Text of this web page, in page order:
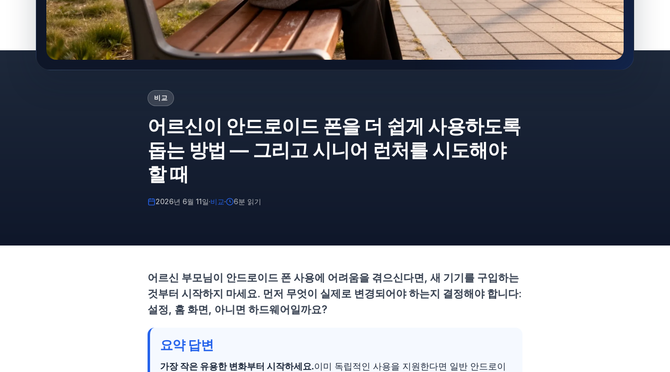
비교
어르신이 안드로이드 폰을 더 쉽게 사용하도록
돕는 방법 — 그리고 시니어 런처를 시도해야
할 때
2026년 6월 11일·비교· 6분 읽기
어르신 부모님이 안드로이드 폰 사용에 어려움을 겪으신다면, 새 기기를 구입하는
것부터 시작하지 마세요. 먼저 무엇이 실제로 변경되어야 하는지 결정해야 합니다:
설정, 홈 화면, 아니면 하드웨어일까요?
요약 답변
가장 작은 유용한 변화부터 시작하세요.이미 독립적인 사용을 지원한다면 일반 안드로이